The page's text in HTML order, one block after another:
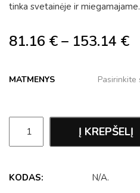
tinka svetainėje ir miegamajame.
81.16 €– 153.14 €
MATMENYS
Į KREPŠELĮ
KODAS: N/A.